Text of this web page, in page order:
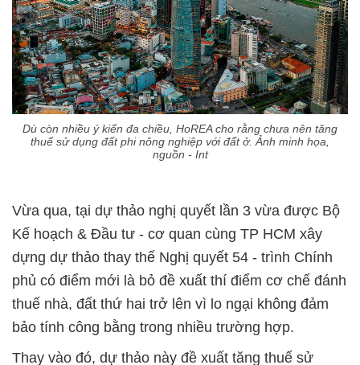
Dù còn nhiều ý kiến đa chiều, HoREA cho rằng chưa nên tăng
thuế sử dụng đất phi nông nghiệp với đất ở. Ảnh minh họa,
nguồn - Int
Vừa qua, tại dự thảo nghị quyết lần 3 vừa được Bộ
Kế hoạch & Đầu tư - cơ quan cùng TP HCM xây
dựng dự thảo thay thế Nghị quyết 54 - trình Chính
phủ có điểm mới là bỏ đề xuất thí điểm cơ chế đánh
thuế nhà, đất thứ hai trở lên vì lo ngại không đảm
bảo tính công bằng trong nhiều trường hợp.
Thay vào đó, dự thảo này đề xuất tăng thuế sử